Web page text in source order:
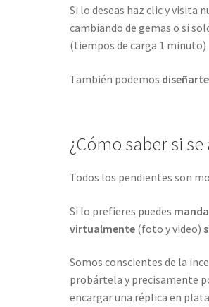
Si lo deseas haz clic y visita
cambiando de gemas o si
(tiempos de carga 1 minuto)
También podemos
¿Cómo saber si
Todos los pendientes son
Si lo prefieres puedes
virtualmente(foto y video)
Somos conscientes de la
probártela y precisamente
encargar una réplica en